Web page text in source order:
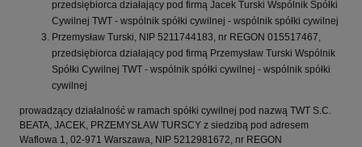
przedsiębiorca działający pod firmą Jacek Turski Wspólnik Spółki
Cywilnej TWT - wspólnik spółki cywilnej - wspólnik spółki cywilnej
Przemysław Turski, NIP 5211744183, nr REGON 015517467,
przedsiębiorca działający pod firmą Przemysław Turski Wspólnik
Spółki Cywilnej TWT - wspólnik spółki cywilnej - wspólnik spółki
cywilnej
prowadzący działalność w ramach spółki cywilnej pod nazwą TWT S.C.
BEATA, JACEK, PRZEMYSŁAW TURSCY z siedzibą pod adresem
Waflowa 1, 02-971 Warszawa, NIP 5212981672, nr REGON